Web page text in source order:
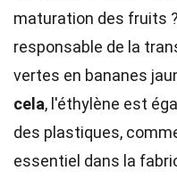
maturation des fruits
responsable de la
vertes en bananes
cela, l'éthylène est
des plastiques,
essentiel dans la